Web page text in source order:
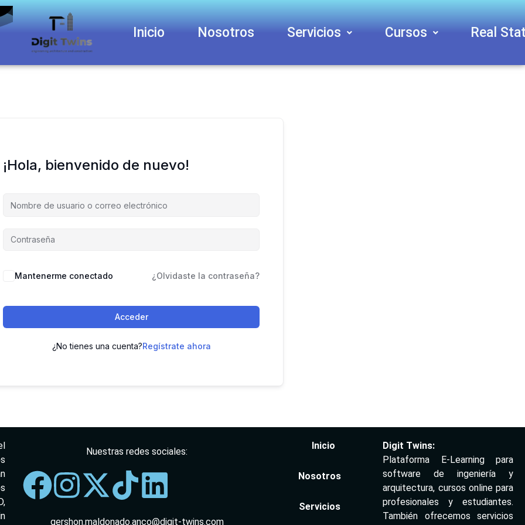
Inicio Nosotros Servicios Cursos Real
¡Hola, bienvenido de nuevo!
Mantenerme conectado ¿Olvidaste la contraseña?
Acceder
¿No tienes una cuenta?Regístrate ahora
Nuestras redes sociales:
gershon.maldonado.anco@digit-twins.com
Inicio
Nosotros
Servicios
Digit Twins:
Plataforma E-Learning para
software de ingeniería y
arquitectura, cursos online para
profesionales y estudiantes.
También ofrecemos servicios